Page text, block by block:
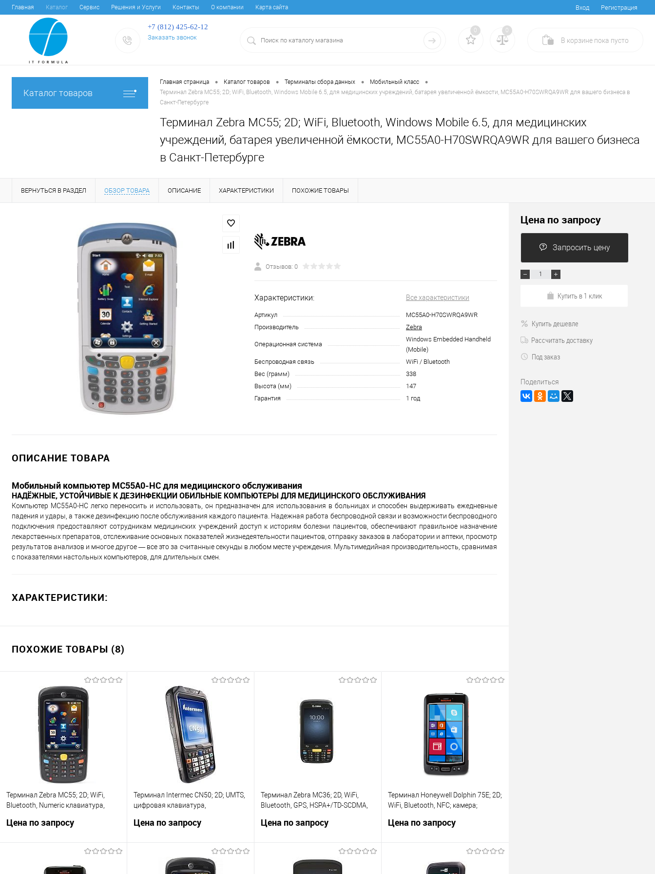
Главная Каталог Сервис Решения и Услуги Контакты О компании Карта сайта Вход Регистрация
+7 (812) 425-62-12
Заказать звонок
0 0
В корзине пока пусто
Каталог товаров
Главная страница • Каталог товаров • Терминалы сбора данных • Мобильный класс •
Терминал Zebra MC55; 2D; WiFi, Bluetooth, Windows Mobile 6.5, для медицинских учреждений, батарея увеличенной ёмкости, MC55A0-H70SWRQA9WR для вашего бизнеса в
Санкт-Петербурге
Терминал Zebra MC55; 2D; WiFi, Bluetooth, Windows Mobile 6.5, для медицинских
учреждений, батарея увеличенной ёмкости, MC55A0-H70SWRQA9WR для вашего бизнеса
в Санкт-Петербурге
ВЕРНУТЬСЯ В РАЗДЕЛ ОБЗОР ТОВАРА ОПИСАНИЕ ХАРАКТЕРИСТИКИ ПОХОЖИЕ ТОВАРЫ
Отзывов: 0
Характеристики: Все характеристики
Артикул
MC55A0-H70SWRQA9WR
Производитель
Zebra
Операционная система
Windows Embedded Handheld
(Mobile)
Беспроводная связь
WiFi / Bluetooth
Вес (грамм)
338
Высота (мм)
147
Гарантия
1 год
ОПИСАНИЕ ТОВАРА
Мобильный компьютер MC55A0-HC для медицинского обслуживания
НАДЁЖНЫЕ, УСТОЙЧИВЫЕ К ДЕЗИНФЕКЦИИ ОБИЛЬНЫЕ КОМПЬЮТЕРЫ ДЛЯ МЕДИЦИНСКОГО ОБСЛУЖИВАНИЯ
Компьютер MC55A0-HC легко переносить и использовать, он предназначен для использования в больницах и способен выдерживать ежедневные
падения и удары, а также дезинфекцию после обслуживания каждого пациента. Надежная работа беспроводной связи и возможности беспроводного
подключения предоставляют сотрудникам медицинских учреждений доступ к историям болезни пациентов, обеспечивают правильное назначение
лекарственных препаратов, отслеживание основных показателей жизнедеятельности пациентов, отправку заказов в лаборатории и аптеки, просмотр
результатов анализов и многое другое — все это за считанные секунды в любом месте учреждения. Мультимедийная производительность, сравнимая
с показателями настольных компьютеров, для длительных смен.
ХАРАКТЕРИСТИКИ:
ПОХОЖИЕ ТОВАРЫ (8)
Терминал Zebra MC55; 2D; WiFi,
Bluetooth, Numeric клавиатура,
3600 мАч, MC55A0-P30SWRQA9WR
Цена по запросу
Терминал Intermec CN50; 2D; UMTS,
цифровая клавиатура,
Mobile 6.1, CN50ANU1LP20
Цена по запросу
Запросить цену
Терминал Zebra MC36; 2D, WiFi,
Bluetooth, GPS, HSPA+/TD-SCDMA,
аккумулятор 2940 мАч, камера,
Цена по запросу
Запросить цену
Терминал Honeywell Dolphin 75E; 2D;
WiFi, Bluetooth, NFC; камера;
увеличенная батарея, 75E-L0N-
Цена по запросу
Запросить цену
Цена по запросу
Запросить цену
Купить в 1 клик
Купить дешевле
Рассчитать доставку
Под заказ
Поделиться